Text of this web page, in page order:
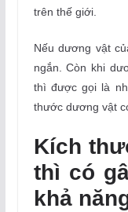
trên thế giới.
Nếu dương vật
ngắn. Còn khi
thì được gọi là
thước dương vật
Kích
thì có
khả